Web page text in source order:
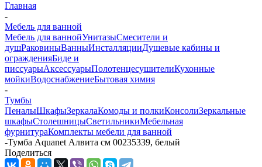
Главная
-
Мебель для ванной
Мебель для ваннойУнитазыСмесители и
душРаковиныВанныИнсталляцииДушевые кабины и
огражденияБиде и
писсуарыАксессуарыПолотенцесушителиКухонные
мойкиВодоснабжениеБытовая химия
-
Тумбы
ПеналыШкафыЗеркалаКомоды и полкиКонсолиЗеркальные
шкафыСтолешницыСветильникиМебельная
фурнитураКомплекты мебели для ванной
-Тумба Aquanet Алвита см 00235339, белый
Поделиться